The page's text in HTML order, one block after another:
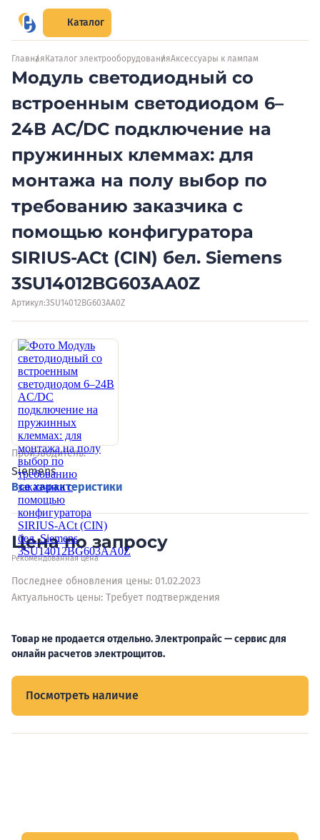
Каталог
Главная Каталог электрооборудованияАксессуары к лампам
Модуль светодиодный со
встроенным светодиодом 6–
24В AC/DC подключение на
пружинных клеммах: для
монтажа на полу выбор по
требованию заказчика с
помощью конфигуратора
SIRIUS-ACt (CIN) бел. Siemens
3SU14012BG603AA0Z
Артикул:3SU14012BG603AA0Z
Производитель:
Siemens
Все характеристики
Цена по запросу
Рекомендованная цена
Последнее обновления цены: 01.02.2023
Актуальность цены: Требует подтверждения
Товар не продается отдельно. Электропрайс — сервис для
онлайн расчетов электрощитов.
Посмотреть наличие